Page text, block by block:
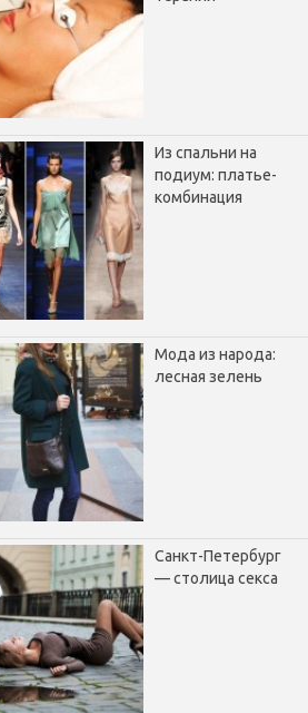
Из спальни на
подиум: платье-
комбинация
Мода из народа:
лесная зелень
Санкт-Петербург
— столица секса